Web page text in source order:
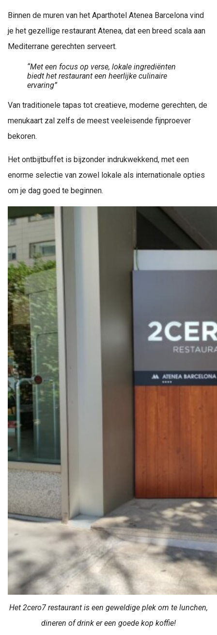
Binnen de muren van het Aparthotel Atenea Barcelona vind
je het gezellige restaurant Atenea, dat een breed scala aan
Mediterrane gerechten serveert.
“Met een focus op verse, lokale ingrediënten
biedt het restaurant een heerlijke culinaire
ervaring”
Van traditionele tapas tot creatieve, moderne gerechten, de
menukaart zal zelfs de meest veeleisende fijnproever
bekoren.
Het ontbijtbuffet is bijzonder indrukwekkend, met een
enorme selectie van zowel lokale als internationale opties
om je dag goed te beginnen.
Het 2cero7 restaurant is een geweldige plek om te lunchen,
dineren of drink er een goede kop koffie!